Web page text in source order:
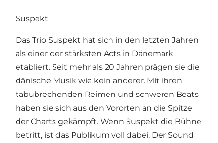
Suspekt
Das Trio Suspekt hat sich in den letzten Jahren
als einer der stärksten Acts in Dänemark
etabliert. Seit mehr als 20 Jahren prägen sie die
dänische Musik wie kein anderer. Mit ihren
tabubrechenden Reimen und schweren Beats
haben sie sich aus den Vororten an die Spitze
der Charts gekämpft. Wenn Suspekt die Bühne
betritt, ist das Publikum voll dabei. Der Sound